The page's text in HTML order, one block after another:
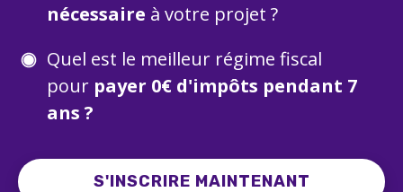
nécessaire à votre projet ?
Quel est le meilleur régime fiscal
pour payer 0€ d'impôts pendant 7
ans ?
S'INSCRIRE MAINTENANT